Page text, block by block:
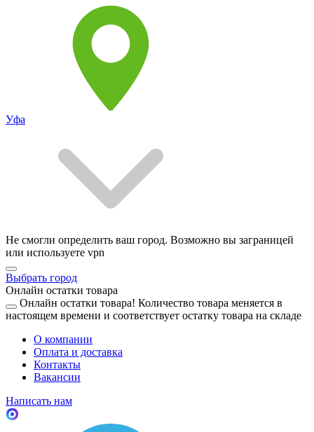
Уфа
Не смогли определить ваш город. Возможно вы заграницей
или используете vpn
Выбрать город
Онлайн остатки товара
Онлайн остатки товара! Количество товара меняется в
настоящем времени и соответствует остатку товара на складе
О компании
Оплата и доставка
Контакты
Вакансии
Написать нам